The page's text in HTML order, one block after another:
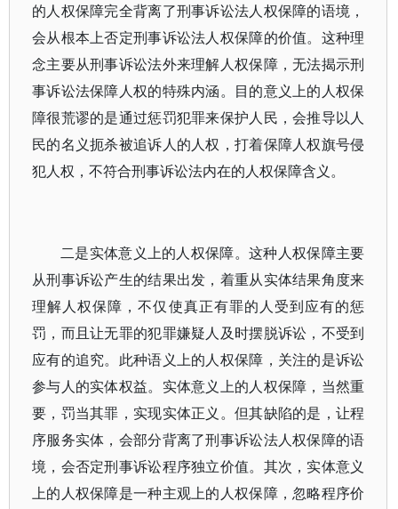
的人权保障完全背离了刑事诉讼法人权保障的语境，
会从根本上否定刑事诉讼法人权保障的价值。这种理
念主要从刑事诉讼法外来理解人权保障，无法揭示刑
事诉讼法保障人权的特殊内涵。目的意义上的人权保
障很荒谬的是通过惩罚犯罪来保护人民，会推导以人
民的名义扼杀被追诉人的人权，打着保障人权旗号侵
犯人权，不符合刑事诉讼法内在的人权保障含义。
二是实体意义上的人权保障。这种人权保障主要
从刑事诉讼产生的结果出发，着重从实体结果角度来
理解人权保障，不仅使真正有罪的人受到应有的惩
罚，而且让无罪的犯罪嫌疑人及时摆脱诉讼，不受到
应有的追究。此种语义上的人权保障，关注的是诉讼
参与人的实体权益。实体意义上的人权保障，当然重
要，罚当其罪，实现实体正义。但其缺陷的是，让程
序服务实体，会部分背离了刑事诉讼法人权保障的语
境，会否定刑事诉讼程序独立价值。其次，实体意义
上的人权保障是一种主观上的人权保障，忽略程序价